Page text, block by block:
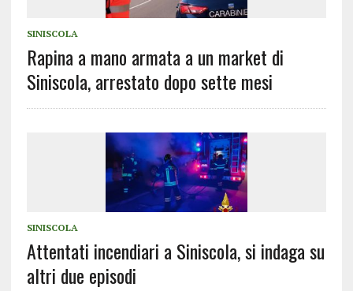
SINISCOLA
Rapina a mano armata a un market di
Siniscola, arrestato dopo sette mesi
SINISCOLA
Attentati incendiari a Siniscola, si indaga su
altri due episodi